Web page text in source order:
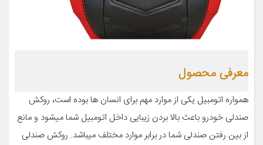
معرفی محصول
همواره اتومبیل یکی از موارد مهم برای انسان ها بوده است، روکش
صندلی خودرو باعث بالا بردن زیبایی داخل اتومبیل شما میشود و مانع
از بین رفتن صندلی شما در برابر موارد مختلف میباشد. روکش صندلی